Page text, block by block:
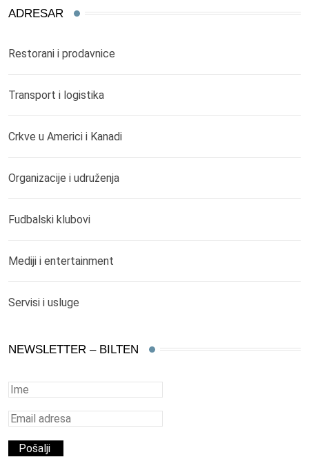
ADRESAR
Restorani i prodavnice
Transport i logistika
Crkve u Americi i Kanadi
Organizacije i udruženja
Fudbalski klubovi
Mediji i entertainment
Servisi i usluge
NEWSLETTER – BILTEN